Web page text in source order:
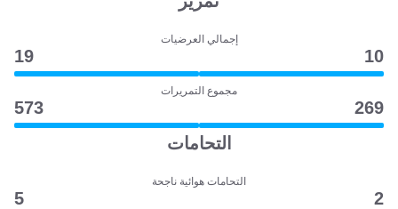
إجمالي العرضيات
10
19
مجموع التمريرات
269
573
التحامات
التحامات هوائية ناجحة
2
5